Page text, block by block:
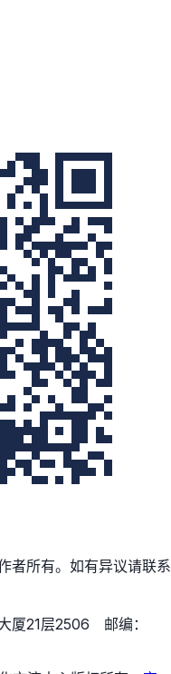
者所有。如有异议请联系
厦21层2506 邮编：